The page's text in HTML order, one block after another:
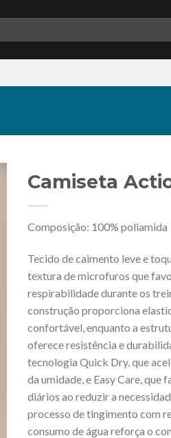
Camiseta
Composição: 100% poliamida
Tecido de caimento leve e
textura de microfuros que
respirabilidade durante os
construção proporciona
confortável, enquanto a
oferece resistência e
tecnologia Quick Dry, que
da umidade, e Easy Care, que
diários ao reduzir a
processo de tingimento com
consumo de água reforça o